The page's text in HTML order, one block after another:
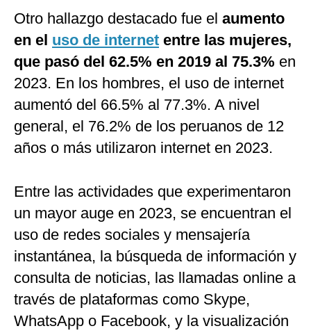
Otro hallazgo destacado fue el aumento
en el uso de internet entre las mujeres,
que pasó del 62.5% en 2019 al 75.3% en
2023. En los hombres, el uso de internet
aumentó del 66.5% al 77.3%. A nivel
general, el 76.2% de los peruanos de 12
años o más utilizaron internet en 2023.
Entre las actividades que experimentaron
un mayor auge en 2023, se encuentran el
uso de redes sociales y mensajería
instantánea, la búsqueda de información y
consulta de noticias, las llamadas online a
través de plataformas como Skype,
WhatsApp o Facebook, y la visualización